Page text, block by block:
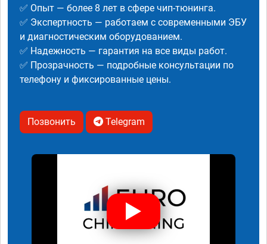
✅ Опыт — более 8 лет в сфере чип-тюнинга.
✅ Экспертность — работаем с современными ЭБУ
и диагностическим оборудованием.
✅ Надежность — гарантия на все виды работ.
✅ Прозрачность — подробные консультации по
телефону и фиксированные цены.
Позвонить Telegram